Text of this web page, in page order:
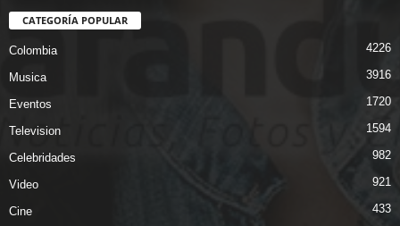
CATEGORÍA POPULAR
Colombia 4226
Musica 3916
Eventos 1720
Television 1594
Celebridades 982
Video 921
Cine 433